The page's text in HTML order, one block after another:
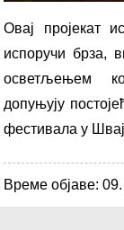
Овај пројекат
испоручи брза,
осветљењем
допуњују
фестивала у
Време објаве: